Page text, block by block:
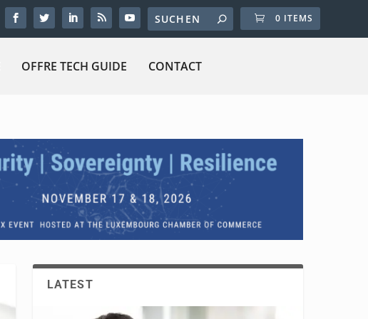
0 ITEMS
OFFRE TECH GUIDE CONTACT
LATEST